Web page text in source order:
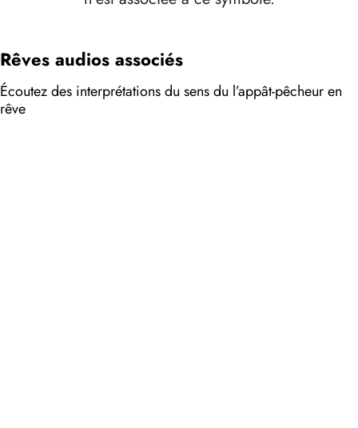
Rêves audios associés
Écoutez des interprétations du sens du l’appât-pêcheur en
rêve